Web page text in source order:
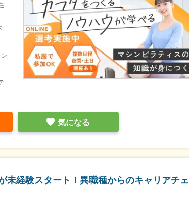
気になる
未経験スタート！異職種からのキャリアチェ